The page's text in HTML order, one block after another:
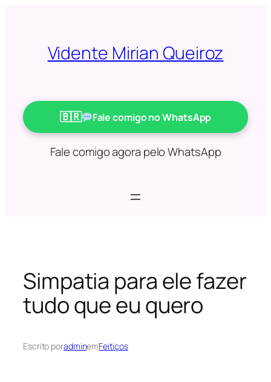
conteúdoVidente Mirian Queiroz
Fale comigo no WhatsApp
Fale comigo agora pelo WhatsApp
Simpatia para ele fazer
tudo que eu quero
Escrito poradminemFeitiços